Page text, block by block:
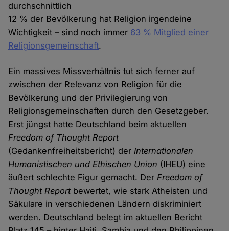
durchschnittlich
12 % der Bevölkerung hat Religion irgendeine
Wichtigkeit – sind noch immer 63 % Mitglied einer
Religionsgemeinschaft.
Ein massives Missverhältnis tut sich ferner auf
zwischen der Relevanz von Religion für die
Bevölkerung und der Privilegierung von
Religionsgemeinschaften durch den Gesetzgeber.
Erst jüngst hatte Deutschland beim aktuellen
Freedom of Thought Report
(Gedankenfreiheitsbericht) derInternationalen
Humanistischen und Ethischen Union (IHEU) eine
äußert schlechte Figur gemacht. DerFreedom of
Thought Reportbewertet, wie stark Atheisten und
Säkulare in verschiedenen Ländern diskriminiert
werden. Deutschland belegt im aktuellen Bericht